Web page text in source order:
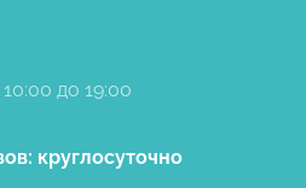
до 19:00
круглосуточно